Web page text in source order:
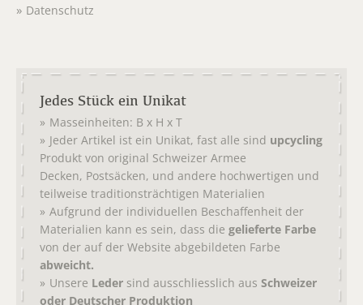
Datenschutz
Jedes Stück ein Unikat
Masseinheiten: B x H x T
Jeder Artikel ist ein Unikat, fast alle sind upcycling
Produkt von original Schweizer Armee
Decken, Postsäcken, und andere hochwertigen und
teilweise traditionsträchtigen Materialien
Aufgrund der individuellen Beschaffenheit der
Materialien kann es sein, dass die gelieferte Farbe
von der auf der Website abgebildeten Farbe
abweicht.
Unsere Leder sind ausschliesslich aus Schweizer
oder Deutscher Produktion